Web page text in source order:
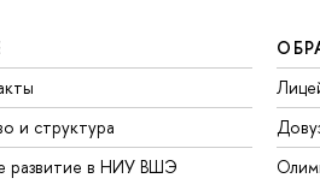
и структура
развитие в НИУ ВШЭ